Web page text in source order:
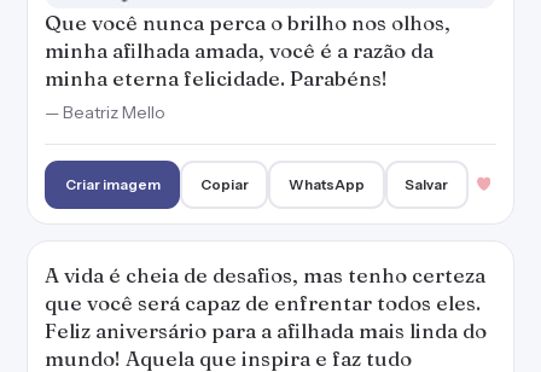
Que você nunca perca o brilho nos olhos,
minha afilhada amada, você é a razão da
minha eterna felicidade. Parabéns!
— Beatriz Mello
Criar imagem Copiar WhatsApp Salvar
A vida é cheia de desafios, mas tenho certeza
que você será capaz de enfrentar todos eles.
Feliz aniversário para a afilhada mais linda do
mundo! Aquela que inspira e faz tudo